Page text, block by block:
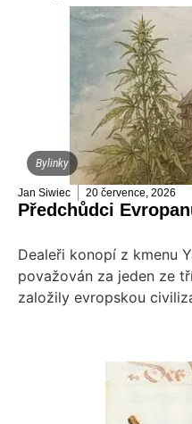
Bylinky
Jan Siwiec 20 července, 2026
Předchůdci
Dealeři konopí z kmenu
považován za jeden ze
založily evropskou